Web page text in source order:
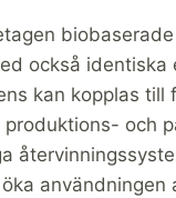
också identiska
kan kopplas till
och
användningen